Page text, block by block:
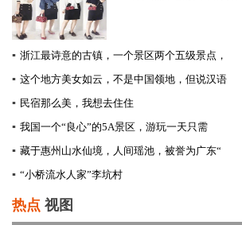
▪ 浙江最诗意的古镇，一个景区两个五级景点，
▪ 这个地方美女如云，不是中国领地，但说汉语
▪ 民宿那么美，我想去住住
▪ 我国一个“良心”的5A景区，游玩一天只需
▪ 藏于惠州山水仙境，人间瑶池，被誉为广东“
▪ “小桥流水人家”李坑村
热点 视图